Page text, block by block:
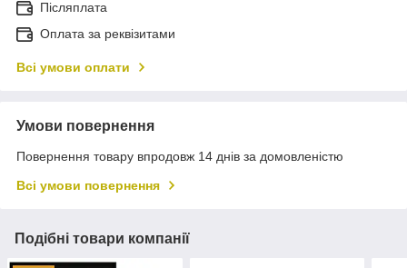
Післяплата
Оплата за реквізитами
Всі умови оплати
Умови повернення
Повернення товару впродовж 14 днів за домовленістю
Всі умови повернення
Подібні товари компанії